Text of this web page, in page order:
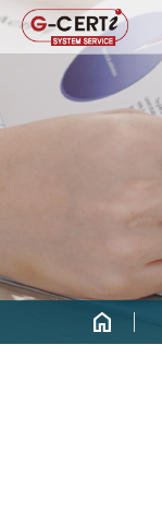
home